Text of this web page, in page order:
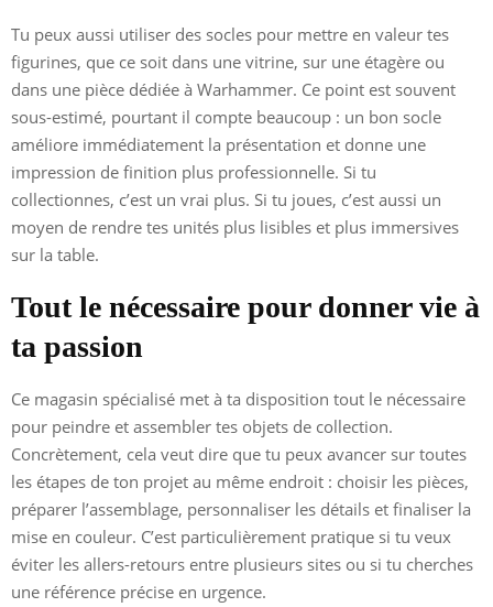
Tu peux aussi utiliser des socles pour mettre en valeur tes
figurines, que ce soit dans une vitrine, sur une étagère ou
dans une pièce dédiée à Warhammer. Ce point est souvent
sous-estimé, pourtant il compte beaucoup : un bon socle
améliore immédiatement la présentation et donne une
impression de finition plus professionnelle. Si tu
collectionnes, c’est un vrai plus. Si tu joues, c’est aussi un
moyen de rendre tes unités plus lisibles et plus immersives
sur la table.
Tout le nécessaire pour donner vie à
ta passion
Ce magasin spécialisé met à ta disposition tout le nécessaire
pour peindre et assembler tes objets de collection.
Concrètement, cela veut dire que tu peux avancer sur toutes
les étapes de ton projet au même endroit : choisir les pièces,
préparer l’assemblage, personnaliser les détails et finaliser la
mise en couleur. C’est particulièrement pratique si tu veux
éviter les allers-retours entre plusieurs sites ou si tu cherches
une référence précise en urgence.